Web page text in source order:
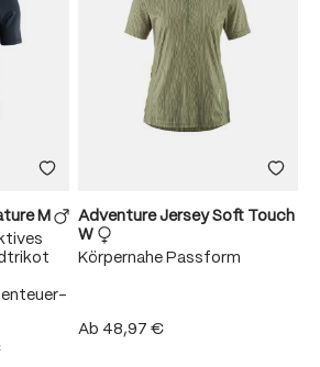
M
Adventure Jersey Soft Touch
W
Körpernahe Passform
Ab 48,97 €